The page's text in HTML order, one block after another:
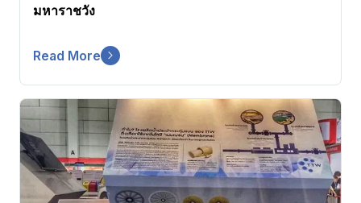
มหาราชวัง
Read More